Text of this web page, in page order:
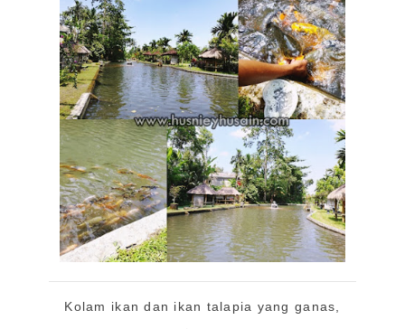
Kolam ikan dan ikan talapia yang ganas,